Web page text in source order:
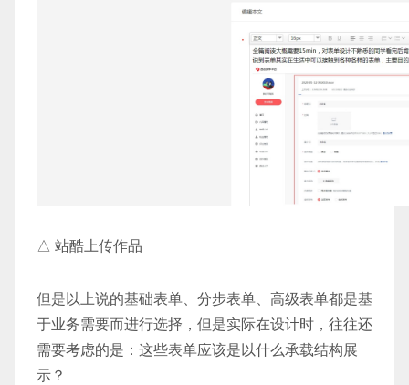
△ 站酷上传作品
但是以上说的基础表单、分步表单、高级表单都是基
于业务需要而进行选择，但是实际在设计时，往往还
需要考虑的是：这些表单应该是以什么承载结构展
示？